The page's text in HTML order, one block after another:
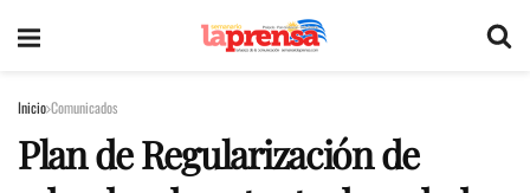
Inicio Comunicados
Plan de Regularización de